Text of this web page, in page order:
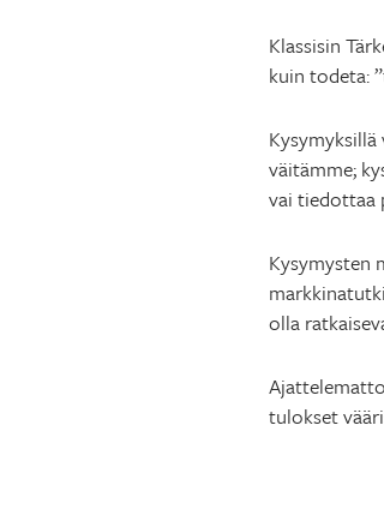
Klassisin
kuin todeta:
väitämme;
vai tiedottaa
Kysymysten
olla
tulokset